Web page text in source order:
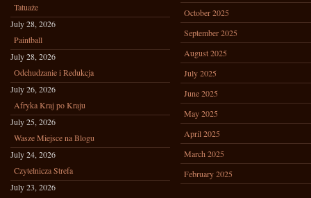
Tatuaże
July 28, 2026
Paintball
July 28, 2026
Odchudzanie i Redukcja
July 26, 2026
Afryka Kraj po Kraju
July 25, 2026
Wasze Miejsce na Blogu
July 24, 2026
Czytelnicza Strefa
July 23, 2026
October 2025
September 2025
August 2025
July 2025
June 2025
May 2025
April 2025
March 2025
February 2025